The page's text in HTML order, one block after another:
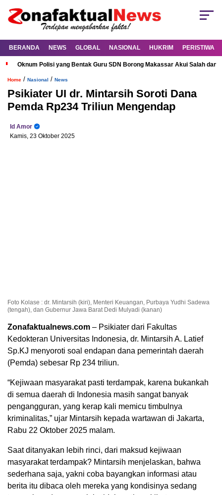
BERANDA NEWS GLOBAL NASIONAL HUKRIM PERISTIWA
Oknum Polisi yang Bentak Guru SDN Borong Makassar Akui Salah dan
Home / Nasional / News
Psikiater UI dr. Mintarsih Soroti Dana
Pemda Rp234 Triliun Mengendap
Id Amor
Kamis, 23 Oktober 2025
Foto Kolase : dr. Mintarsih (kiri), Menteri Keuangan, Purbaya Yudhi Sadewa
(tengah), dan Gubernur Jawa Barat Dedi Mulyadi (kanan)
Zonafaktualnews.com – Psikiater dari Fakultas
Kedokteran Universitas Indonesia, dr. Mintarsih A. Latief
Sp.KJ menyoroti soal endapan dana pemerintah daerah
(Pemda) sebesar Rp 234 triliun.
“Kejiwaan masyarakat pasti terdampak, karena bukankah
di semua daerah di Indonesia masih sangat banyak
pengangguran, yang kerap kali memicu timbulnya
kriminalitas,” ujar Mintarsih kepada wartawan di Jakarta,
Rabu 22 Oktober 2025 malam.
Saat ditanyakan lebih rinci, dari maksud kejiwaan
masyarakat terdampak? Mintarsih menjelaskan, bahwa
sederhana saja, yakni coba bayangkan informasi atau
berita itu dibaca oleh mereka yang kondisinya sedang